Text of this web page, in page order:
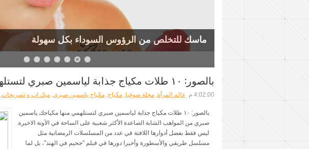
ماسك للتخلص من الرؤوس السوداء بكل سهولة
بالصور: ١٠ طلات مكياج جذابة لياسمين صبري لتستلهمي منها مكياجك
4:02:00 م عالم المرأة, مجلة صوفيا, مكياج, مكياج ياسمين صبري, ميك اب و تسريحات,
بالصور: ١٠ طلات مكياج جذابة لياسمين صبري لتستلهمي منها مكياجك ياسمين
صبري من المواهب الشابة الصاعدة الأكثر شعبية على الساحة في الآونة الاخيرة.
ليس فقط بفضل أدوارها اللافتة في عدد من المسلسلات الرمضانية مثل
مسلسل طريقي والأسطورة وأخيرا دورها في فيلم "جحيم في الهند"، بل لما